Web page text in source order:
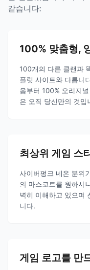
같습니다:
100% 맞춤형,
100개의 다른 클랜과
플릿 사이트와 다릅니
음부터 100% 오리지
은 오직 당신만의 것입
최상위 게임 스
사이버펑크 네온 분위
의 마스코트를 원하시
벽히 이해하고 있으며
니다.
게임 로고를 만